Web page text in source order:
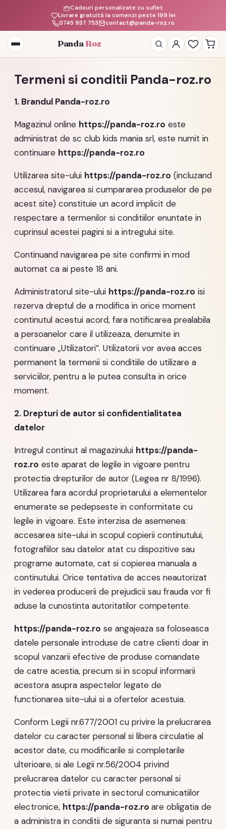
Livrare gratuită la comenzi peste 199 lei
Cadouri personalizate cu suflet
0745 937 753
contact@panda-roz.ro
Panda Roz
Termeni si conditii Panda-roz.ro
1. Brandul Panda-roz.ro
Magazinul online https://panda-roz.ro este
administrat de sc club kids mania srl, este numit in
continuare https://panda-roz.ro
Utilizarea site-ului https://panda-roz.ro (incluzand
accesul, navigarea si cumpararea produselor de pe
acest site) constituie un acord implicit de
respectare a termenilor si conditiilor enuntate in
cuprinsul acestei pagini si a intregului site.
Continuand navigarea pe site confirmi in mod
automat ca ai peste 18 ani.
Administratorul site-ului https://panda-roz.ro isi
rezerva dreptul de a modifica in orice moment
continutul acestui acord, fara notificarea prealabila
a persoanelor care il utilizeaza, denumite in
continuare „Utilizatori”. Utilizatorii vor avea acces
permanent la termenii si conditiile de utilizare a
serviciilor, pentru a le putea consulta in orice
moment.
2. Drepturi de autor si confidentialitatea
datelor
Intregul continut al magazinului https://panda-
roz.ro este aparat de legile in vigoare pentru
protectia drepturilor de autor (Legea nr 8/1996).
Utilizarea fara acordul proprietarului a elementelor
enumerate se pedepseste in conformitate cu
legile in vigoare. Este interzisa de asemenea:
accesarea site-ului in scopul copierii continutului,
fotografiilor sau datelor atat cu dispozitive sau
programe automate, cat si copierea manuala a
continutului. Orice tentativa de acces neautorizat
in vederea producerii de prejudicii sau frauda vor fi
aduse la cunostinta autoritatilor competente.
https://panda-roz.ro se angajeaza sa foloseasca
datele personale introduse de catre clienti doar in
scopul vanzarii efective de produse comandate
de catre acestia, precum si in scopul informarii
acestora asupra aspectelor legate de
functionarea site-ului si a ofertelor acestuia.
Conform Legii nr.677/2001 cu privire la prelucrarea
datelor cu caracter personal si libera circulatie al
acestor date, cu modificarile si completarile
ulterioare, si ale Legii nr.56/2004 privind
prelucrarea datelor cu caracter personal si
protectia vietii private in sectorul comunicatiilor
electronice, https://panda-roz.ro are obligatia de
a administra in conditii de siguranta si numai pentru